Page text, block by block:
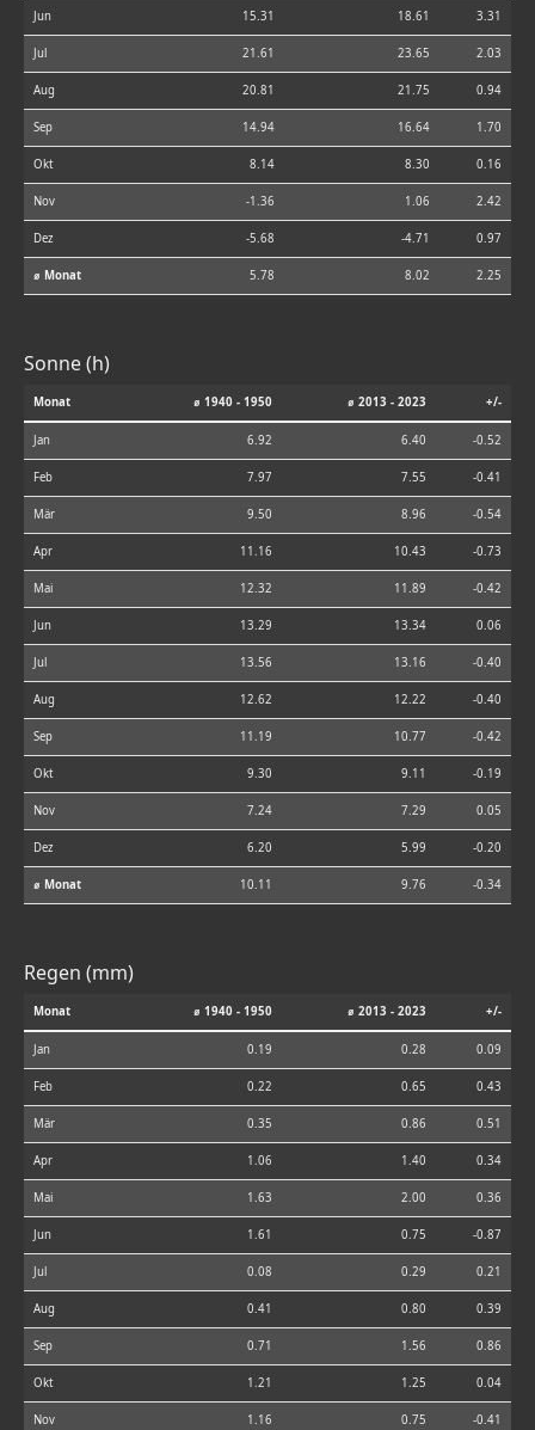
Jun 15.31 18.61 3.31
Jul 21.61 23.65 2.03
Aug 20.81 21.75 0.94
Sep 14.94 16.64 1.70
Okt 8.14 8.30 0.16
Nov -1.36 1.06 2.42
Dez -5.68 -4.71 0.97
⌀ Monat 5.78 8.02 2.25
Sonne (h)
Monat ⌀ 1940 - 1950 ⌀ 2013 - 2023 +/-
Jan 6.92 6.40 -0.52
Feb 7.97 7.55 -0.41
Mär 9.50 8.96 -0.54
Apr 11.16 10.43 -0.73
Mai 12.32 11.89 -0.42
Jun 13.29 13.34 0.06
Jul 13.56 13.16 -0.40
Aug 12.62 12.22 -0.40
Sep 11.19 10.77 -0.42
Okt 9.30 9.11 -0.19
Nov 7.24 7.29 0.05
Dez 6.20 5.99 -0.20
⌀ Monat 10.11 9.76 -0.34
Regen (mm)
Monat ⌀ 1940 - 1950 ⌀ 2013 - 2023 +/-
Jan 0.19 0.28 0.09
Feb 0.22 0.65 0.43
Mär 0.35 0.86 0.51
Apr 1.06 1.40 0.34
Mai 1.63 2.00 0.36
Jun 1.61 0.75 -0.87
Jul 0.08 0.29 0.21
Aug 0.41 0.80 0.39
Sep 0.71 1.56 0.86
Okt 1.21 1.25 0.04
Nov 1.16 0.75 -0.41